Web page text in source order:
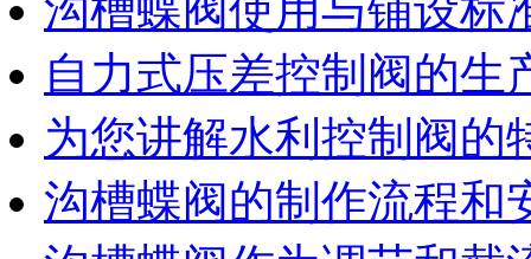
自力式压差控制阀的生
为您讲解水利控制阀的
沟槽蝶阀的制作流程和